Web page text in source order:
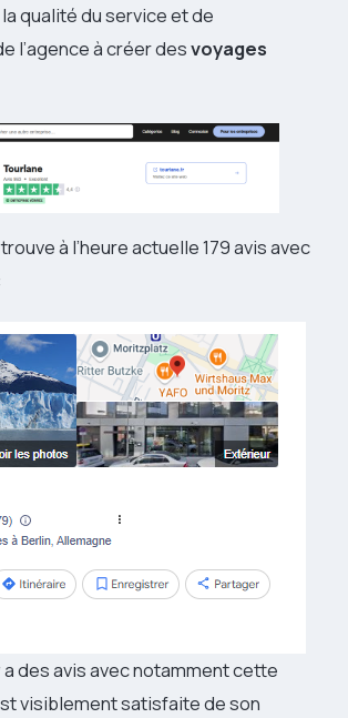
qualité du service et de
l’agence à créer desvoyages
à l’heure actuelle 179 avis avec
a des avis avec notamment cette
visiblement satisfaite de son